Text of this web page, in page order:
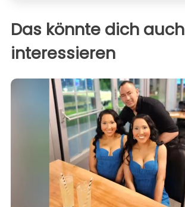
Das könnte dich auch
interessieren